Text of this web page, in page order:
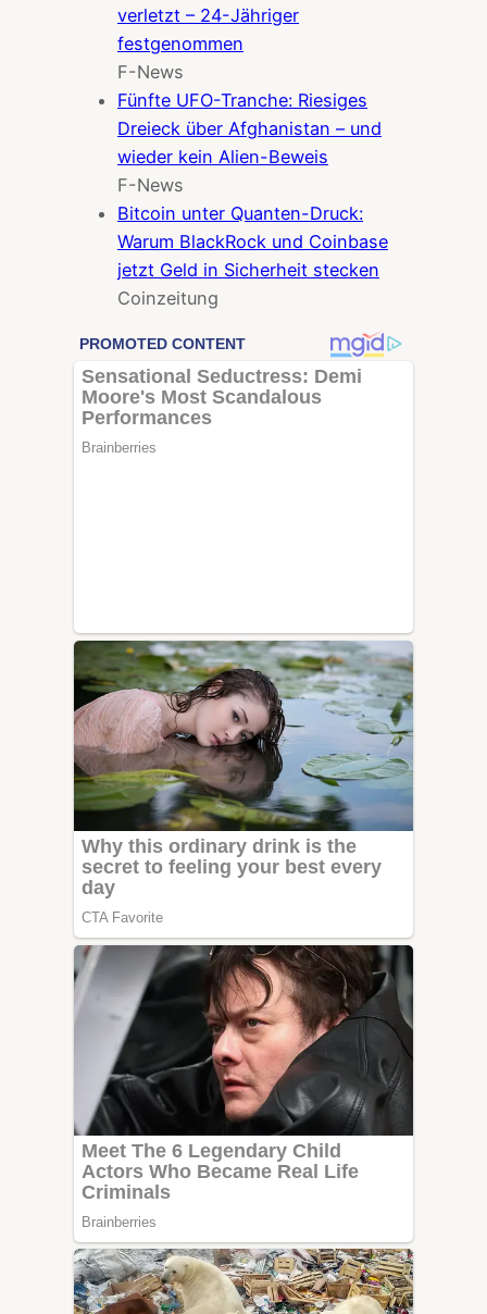
verletzt – 24-Jähriger
festgenommen
F-News
Fünfte UFO-Tranche: Riesiges
Dreieck über Afghanistan – und
wieder kein Alien-Beweis
F-News
Bitcoin unter Quanten-Druck:
Warum BlackRock und Coinbase
jetzt Geld in Sicherheit stecken
Coinzeitung